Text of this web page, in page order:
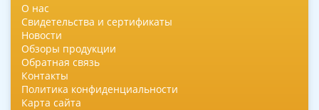
О нас
Свидетельства и сертификаты
Новости
Обзоры продукции
Обратная связь
Контакты
Политика конфиденциальности
Карта сайта